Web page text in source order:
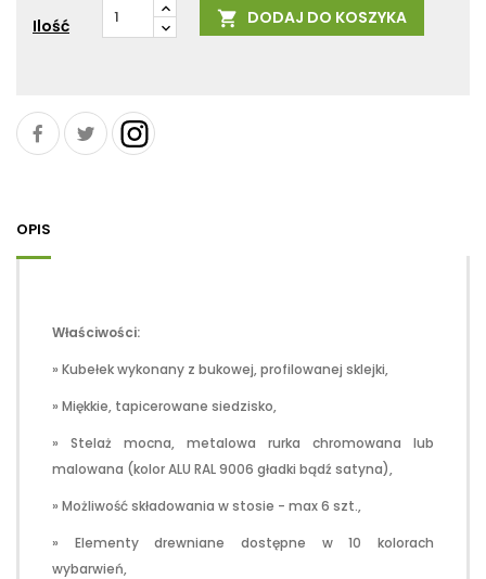
Ilość  DODAJ DO KOSZYKA
OPIS
Właściwości:
» Kubełek wykonany z bukowej, profilowanej sklejki,
» Miękkie, tapicerowane siedzisko,
» Stelaż mocna, metalowa rurka chromowana lub
malowana (kolor ALU RAL 9006 gładki bądź satyna),
» Możliwość składowania w stosie - max 6 szt.,
» Elementy drewniane dostępne w 10 kolorach
wybarwień,